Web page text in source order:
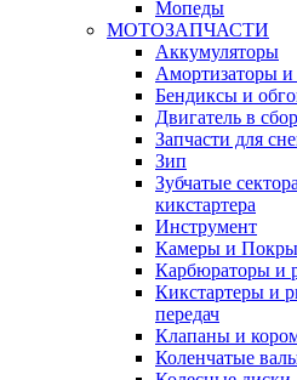
Мопеды
МОТОЗАПЧАСТИ
Аккумуляторы
Амортизаторы и
Бендиксы и
Двигатель в
Запчасти для
Зип
Зубчатые
кикстартера
Инструмент
Камеры и
Карбюраторы и
Кикстартеры и
передач
Клапаны и
Коленчатые